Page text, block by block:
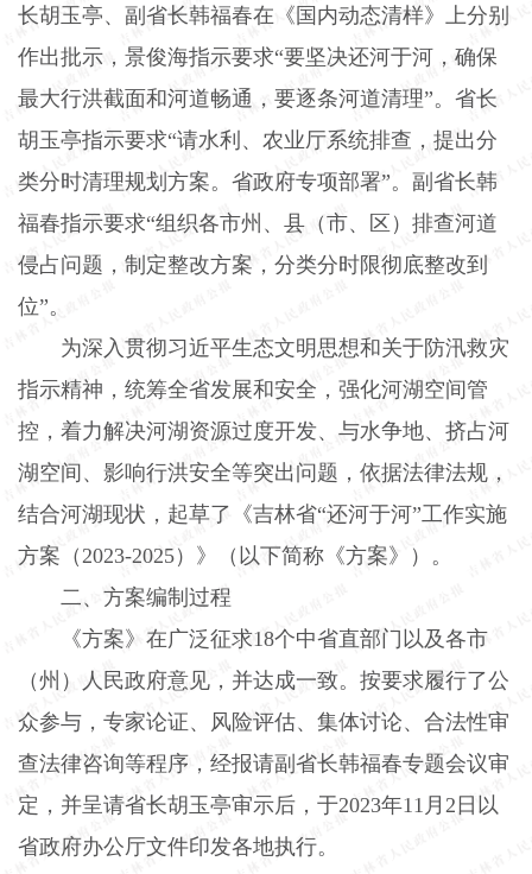
长胡玉亭、副省长韩福春在《国内动态清样》上分别
作出批示，景俊海指示要求“要坚决还河于河，确保
最大行洪截面和河道畅通，要逐条河道清理”。省长
胡玉亭指示要求“请水利、农业厅系统排查，提出分
类分时清理规划方案。省政府专项部署”。副省长韩
福春指示要求“组织各市州、县（市、区）排查河道
侵占问题，制定整改方案，分类分时限彻底整改到
位”。
为深入贯彻习近平生态文明思想和关于防汛救灾
指示精神，统筹全省发展和安全，强化河湖空间管
控，着力解决河湖资源过度开发、与水争地、挤占河
湖空间、影响行洪安全等突出问题，依据法律法规，
结合河湖现状，起草了《吉林省“还河于河”工作实施
方案（ 2023-2025）》（以下简称《方案》）。
二、方案编制过程
《方案》在广泛征求18个中省直部门以及各市
（州）人民政府意见，并达成一致。按要求履行了公
众参与，专家论证、风险评估、集体讨论、合法性审
查法律咨询等程序，经报请副省长韩福春专题会议审
定，并呈请省长胡玉亭审示后，于2023年11 月 2 日以
省政府办公厅文件印发各地执行。